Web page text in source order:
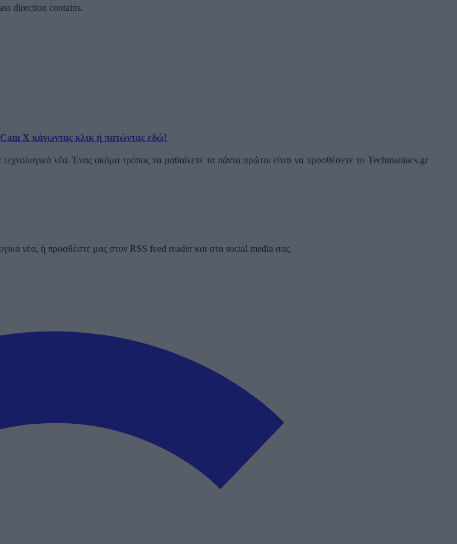
direction contains.
X κάνωντας κλικ ή πατώντας εδώ!
νέα. Ένας ακόμα τρόπος να μαθαίνετε τα πάντα πρώτοι είναι να προσθέσετε το Techmaniacs.gr
νέα, ή προσθέστε μας στον RSS feed reader και στα social media σας.